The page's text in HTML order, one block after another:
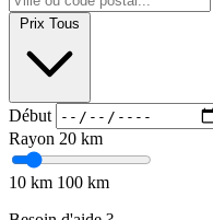
Prix Tous
Début
Rayon 20 km
10 km 100 km